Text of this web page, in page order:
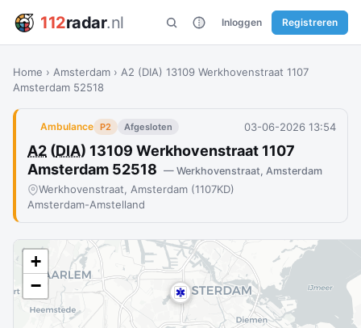
112radar.nl Inloggen Registreren
Home › Amsterdam › A2 (DIA) 13109 Werkhovenstraat 1107
Amsterdam 52518
Ambulance P2 Afgesloten 03-06-2026 13:54
A2 (DIA) 13109 Werkhovenstraat 1107
Amsterdam 52518 — Werkhovenstraat, Amsterdam
Werkhovenstraat, Amsterdam (1107KD)
Amsterdam-Amstelland
+
−